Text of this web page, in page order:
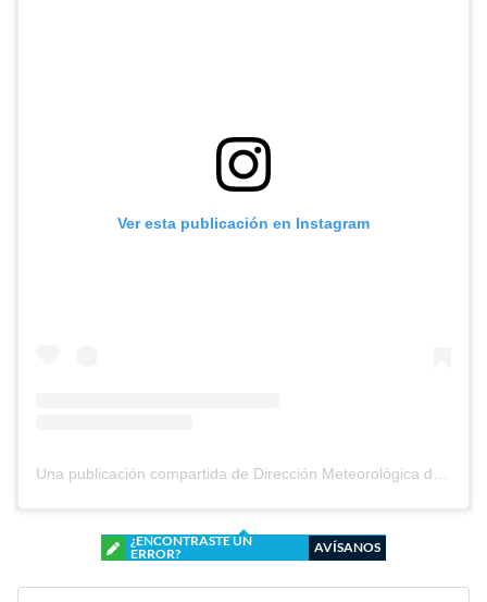
Ver esta publicación en Instagram
Una publicación compartida de Dirección Meteorológica de Chile (@meteochile)
¿ENCONTRASTE UN
ERROR?
AVÍSANOS